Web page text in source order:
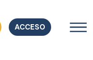
ACCESO